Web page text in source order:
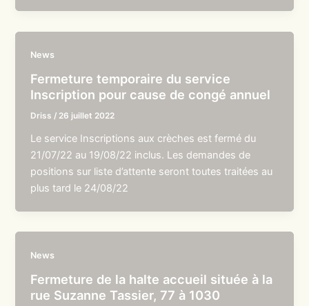
News
Fermeture temporaire du service
Inscription pour cause de congé annuel
Driss / 26 juillet 2022
Le service Inscriptions aux crèches est fermé du
21/07/22 au 19/08/22 inclus. Les demandes de
positions sur liste d’attente seront toutes traitées au
plus tard le 24/08/22
News
Fermeture de la halte accueil située à la
rue Suzanne Tassier, 77 à 1030